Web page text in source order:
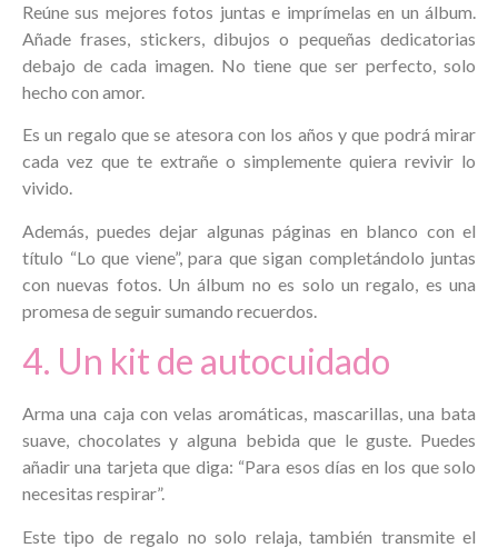
Reúne sus mejores fotos juntas e imprímelas en un álbum.
Añade frases, stickers, dibujos o pequeñas dedicatorias
debajo de cada imagen. No tiene que ser perfecto, solo
hecho con amor.
Es un regalo que se atesora con los años y que podrá mirar
cada vez que te extrañe o simplemente quiera revivir lo
vivido.
Además, puedes dejar algunas páginas en blanco con el
título “Lo que viene”, para que sigan completándolo juntas
con nuevas fotos. Un álbum no es solo un regalo, es una
promesa de seguir sumando recuerdos.
4. Un kit de autocuidado
Arma una caja con velas aromáticas, mascarillas, una bata
suave, chocolates y alguna bebida que le guste. Puedes
añadir una tarjeta que diga: “Para esos días en los que solo
necesitas respirar”.
Este tipo de regalo no solo relaja, también transmite el